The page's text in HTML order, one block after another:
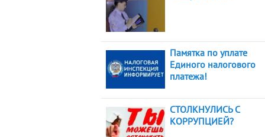
Памятка по уплате
Единого налогового
платежа!
СТОЛКНУЛИСЬ С
КОРРУПЦИЕЙ?